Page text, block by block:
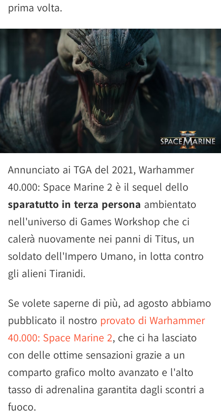
prima volta.
Annunciato ai TGA del 2021, Warhammer
40.000: Space Marine 2 è il sequel dello
sparatutto in terza persona ambientato
nell'universo di Games Workshop che ci
calerà nuovamente nei panni di Titus, un
soldato dell'Impero Umano, in lotta contro
gli alieni Tiranidi.
Se volete saperne di più, ad agosto abbiamo
pubblicato il nostro provato di Warhammer
40.000: Space Marine 2, che ci ha lasciato
con delle ottime sensazioni grazie a un
comparto grafico molto avanzato e l'alto
tasso di adrenalina garantita dagli scontri a
fuoco.